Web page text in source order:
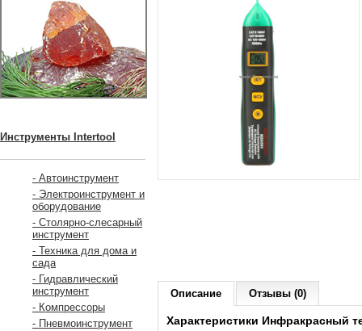
Инструменты Intertool
- Автоинструмент
- Электроинструмент и
оборудование
- Столярно-слесарный
инструмент
- Техника для дома и
сада
- Гидравлический
инструмент
- Компрессоры
- Пневмоинструмент
Описание Отзывы (0)
Характеристики Инфракрасный